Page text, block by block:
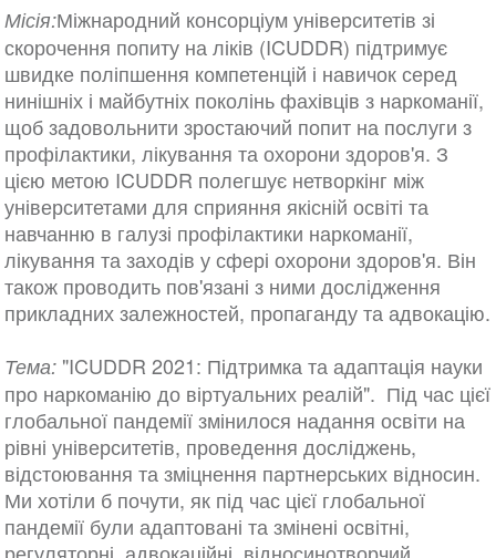
Місія:Міжнародний консорціум університетів зі
скорочення попиту на ліків (ICUDDR) підтримує
швидке поліпшення компетенцій і навичок серед
нинішніх і майбутніх поколінь фахівців з наркоманії,
щоб задовольнити зростаючий попит на послуги з
профілактики, лікування та охорони здоров'я. З
цією метою ICUDDR полегшує нетворкінг між
університетами для сприяння якісній освіті та
навчанню в галузі профілактики наркоманії,
лікування та заходів у сфері охорони здоров'я. Він
також проводить пов'язані з ними дослідження
прикладних залежностей, пропаганду та адвокацію.
Тема: "ICUDDR 2021: Підтримка та адаптація науки
про наркоманію до віртуальних реалій". Під час цієї
глобальної пандемії змінилося надання освіти на
рівні університетів, проведення досліджень,
відстоювання та зміцнення партнерських відносин.
Ми хотіли б почути, як під час цієї глобальної
пандемії були адаптовані та змінені освітні,